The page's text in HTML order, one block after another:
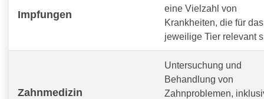
Impfungen
eine Vielzahl von
Krankheiten, die für das
jeweilige Tier relevant
Zahnmedizin
Untersuchung und
Behandlung von
Zahnproblemen,